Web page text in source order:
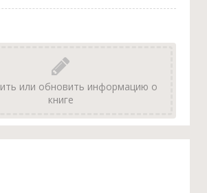
или обновить информацию о
книге